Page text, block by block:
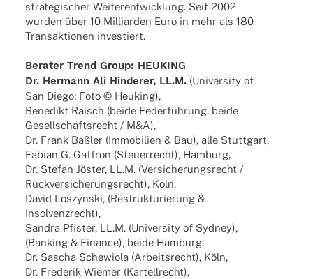
stra­te­gi­scher Weiter­ent­wick­lung. Seit 2002
wurden über 10 Milli­ar­den Euro in mehr als 180
Trans­ak­tio­nen investiert.
Bera­ter Trend Group: HEUKING
Dr. Hermann Ali Hinde­rer, LL.M.(Univer­sity of
San Diego; Foto © Heuking),
Bene­dikt Raisch (beide Feder­füh­rung, beide
Gesell­schafts­recht / M&A),
Dr. Frank Baßler (Immo­bi­lien & Bau), alle Stuttgart,
Fabian G. Gaffron (Steu­er­recht), Hamburg,
Dr. Stefan Jöster, LL.M. (Versi­che­rungs­recht /
Rück­ver­si­che­rungs­recht), Köln,
David Loszyn­ski, (Restruk­tu­rie­rung &
Insolvenzrecht),
Sandra Pfis­ter, LL.M. (Univer­sity of Sydney),
(Banking & Finance), beide Hamburg,
Dr. Sascha Sche­wiola (Arbeits­recht), Köln,
Dr. Frede­rik Wiemer (Kartell­recht),